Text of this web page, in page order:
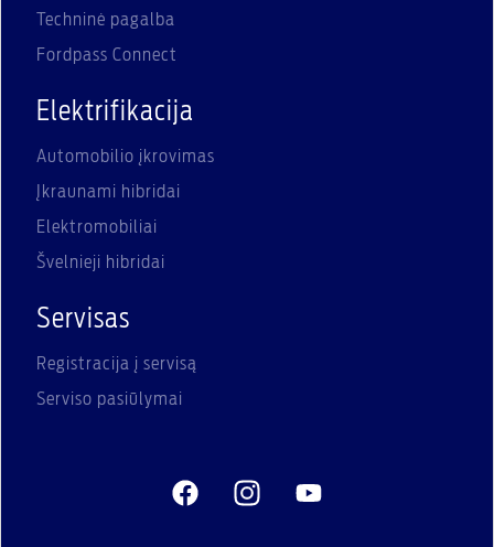
Techninė pagalba
Fordpass Connect
Elektrifikacija
Automobilio įkrovimas
Įkraunami hibridai
Elektromobiliai
Švelnieji hibridai
Servisas
Registracija į servisą
Serviso pasiūlymai